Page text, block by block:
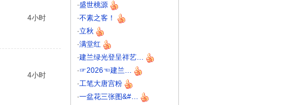
·盛世桃源
·不素之客！
·立秋
·满堂红
·建兰绿光登呈祥艺…
·☞2026☜建兰…
·工笔大唐宫粉
·一盆花三张图&#…
4小时
4小时